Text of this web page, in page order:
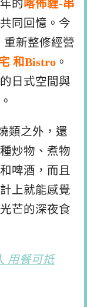
的喀佈貍-串
同回憶。今
新整修經營
和Bistro 。
日式空間與
類之外，還
炒物、煮物
啤酒，而且
上就能感覺
芒的深夜食
用餐可抵